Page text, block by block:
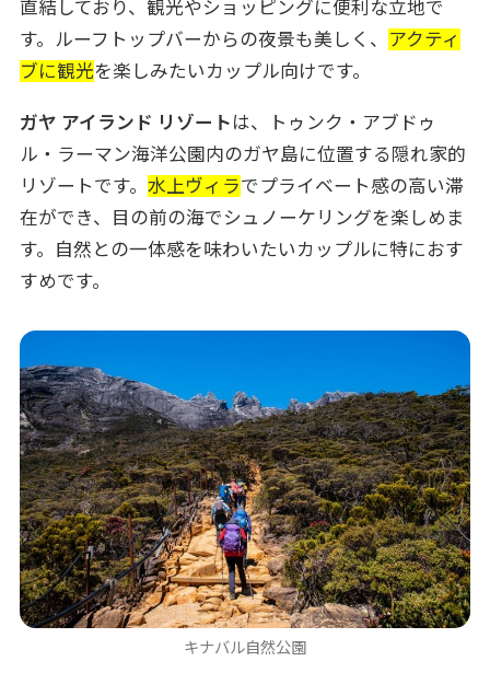
直結しており、観光やショッピングに便利な立地で
す。ルーフトップバーからの夜景も美しく、
アクティ
ブに観光を楽しみたいカップル向けです。
ガヤ アイランド リゾート は、トゥンク・アブドゥ
ル・ラーマン海洋公園内のガヤ島に位置する隠れ家的
リゾートです。 水上ヴィラでプライベート感の高い滞
在ができ、目の前の海でシュノーケリングを楽しめま
す。自然との一体感を味わいたいカップルに特におす
すめです。
キナバル自然公園